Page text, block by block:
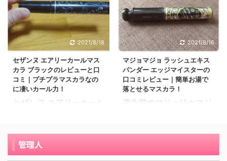
ザインも一新されるとの
ことで、当時は発売をと
ても楽しみにしていまし
た。 シックでシンプルな
ブラックのデザイン エテ
ュセ アイエデ ...
たのですが引越しをし
て、お店に通えなくなっ
たことをきっかけにマツ
エクをやめてまつ育しよ
うと思いマスカラを探し
ました。 そんな時に美容
系ユーチューバーの方が
こちらのメイベ ...
に目元を際立たせてくれ
るマスカラです。 ピメル
すっぴん風クリアマスカ
ラの口コミレビューを紹
介します。 ピメル すっ
ぴん風クリアマスカラ口
コミ通りの優秀なコスメ
28歳の主婦です。肌質は
て涙目になりやすく、皮
脂も多いのでどんなマス
カラを使っても夕方には
ュームアップマスカラで
す。 クレンジングはお湯
で簡単にオフできるフィ
ルムタイプ。 アイエンビ
ボリュームマスカラの口
コミレビューを写真と一
緒に紹介します。 25歳
のフリーターです。 自分
メーカーを変えて試して
とつけまつげのようなボ
2021/8/18
セザンヌ エアリーカールマス
カラ ブラックのレビューと口
コミ｜プチプラマスカラなの
に凄いカール力！
セザンヌ エアリーカール
＆ロング力が凄い！と人
気のマスカラです。 軽量
2021/8/16
マジョマジョ ラッシュエキス
パンダー エッジマイスターの
口コミレビュー｜簡単お湯で
落とせるマスカラ！
資生堂のマジョリカマジ
管理人